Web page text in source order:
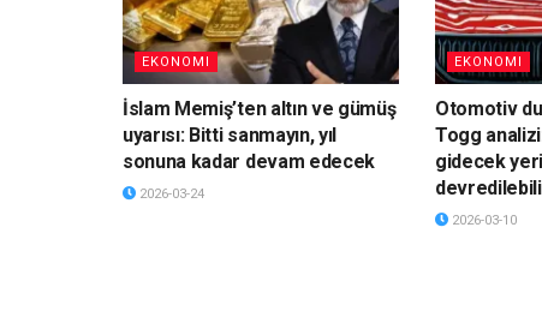
EKONOMI
İslam Memiş’ten altın ve gümüş
uyarısı: Bitti sanmayın, yıl
sonuna kadar devam edecek
2026-03-24
EKONOMI
Otomotiv
Togg
gidecek
2026-03-10